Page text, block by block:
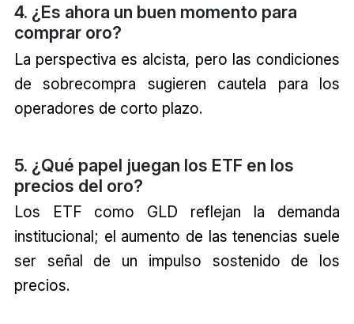
4. ¿Es ahora un buen momento para
comprar oro?
La perspectiva es alcista, pero las condiciones
de sobrecompra sugieren cautela para los
operadores de corto plazo.
5. ¿Qué papel juegan los ETF en los
precios del oro?
Los ETF como GLD reflejan la demanda
institucional; el aumento de las tenencias suele
ser señal de un impulso sostenido de los
precios.